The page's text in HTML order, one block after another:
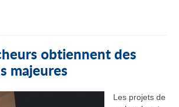
obtiennent des
majeures
Les projets de